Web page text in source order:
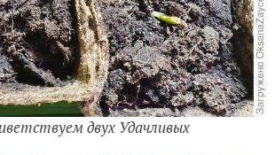
двух Удачливых